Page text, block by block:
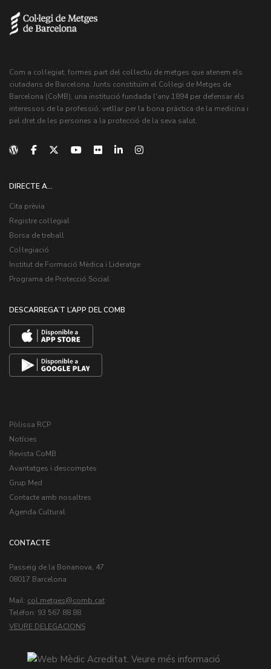
Com a col·legiat, formes part del col·lectiu de metges que atenem els
ciutadans de Barcelona. Junts constituïm el Col·legi de Metges de
Barcelona (CoMB), una institució fundada l'any 1894 per defensar els
interessos de la professió, vetllar per la bona pràctica de la medicina i
pel dret de les persones a la protecció de la seva salut.
DIRECTE A...
Cita prèvia
Registre col·legial
Borsa de treball
Col·legiació
Institut de Formació Mèdica i Lideratge
Programa de Protecció Social
DESCARREGA’T L’APP DEL COMB
Pòlissa RCP
Notícies
Revista CoMB
Avantatges i descomptes
Grup Med
Contacte amb nosaltres
Agenda Cultural
CONTACTE
Passeig de la Bonanova, 47
08017 Barcelona
Mail: col.metges
Teléfon: 93 567 88 88
VEURE DELEGACIONS